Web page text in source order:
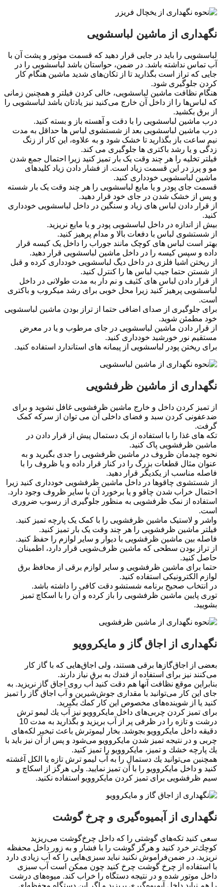
نگهداری از ماشین لباسشویی
لباسشویی را باید در جایی قرار دهید كه قسمت موتور و پشت آن با
آب تماس نداشته باشد. در ضمن، حواستان باشد لباسشویی را در
جایی كه تراز است بگذارید تا از تكان‌های شدید ماشین هنگام كار
كردن جلوگیری شود.
هنگام نظافت ماشین لباسشویی، خالی كردن فیلتر و همچنین زمانی
كه لباس‌ها را از داخل آن خارج می‌كنید نیز یادتان باشد لباسشویی را
از برق بكشید.
درب ماشین لباسشویی را با دقت و آهسته باز و بسته کنید.
درب ماشین لباسشویی بعد از شستشوی لباس ها حداقل به مدت
نیم ساعت باز بگذارید تا خشک شود و به علاوه، این کار از زنگ
زدگی و یا رشد باکتری ها جلوگیری می کند.
فیلتر تخلیه را هر چند وقت یک بار تمیز کنید زیرا احتمال جمع شدن
مو و پرز در این قسمت زیاد است. از فشار دادن زیاد کلیدهای
ماشین لباسشویی خودداری کنید.
قسمت جای پودر و یا مایع لباسشویی را هر چند وقت یک بار شسته
و پس از خشک شدن در جای خود قرار دهید.
از قرار دادن لباس های زیاد و سنگین در داخل لباسشویی خودداری
کنید.
بیش از اندازه در داخل لباسشویی پودر و یا مایع نریزید.
از شستشوی لباس با دفعات بالا و مدام پرهیز کنید.
بهتر است لباس های کوچک مانند جوراب را داخل یک کیسه قرار
داده و سپس کیسه را در داخل ماشین لباسشویی قرار دهید.
از ریختن اشیا فلزی در داخل دیگ لباسشویی خودداری کرده و قبل
از شستن حتما جیب لباس ها را کنترل کنید.
از قرار دادن لباس های کثیف و نم دار به مدت طولانی در داخل
لباسشویی پرهیز کنید زیرا محل خوبی برای رشد میکروب و باکتری
است.
برای جلوگیری از صدای اضافی حتما از تراز بودن ماشین لباسشویی
خود مطمئن شوید.
از قرار دادن ماشین لباسشویی در جای مرطوب و یا در معرض
مستقیم نور خورشید خودداری کنید.
برای ریختن پودر لباسشویی از پیمانه های استاندارد استفاده کنید.
نگهداری از ماشین ظرفشویی
از تمیز کردن داخل و خارج ماشین ظرفشویی غافل نشوید و برای
ضدعفونی کردن سبد و فضای داخلی آن می توان از سرکه کمک
گرفت.
تکه های غذا را با استفاده از یک دستمال پیش از قرار دادن در
ماشین ظرفشویی پاک کنید.
نحوه چیدمان ظروف در ماشین ظرفشویی را جدی بگیرید و به
عنوان مثال قطعات بزرگ را در کنار قرار داده و یا ظروف را با
فاصله مناسب از یکدیگر قرار دهید.
از شستشوی چاقوها در داخل ماشین ظرفشویی خودداری کنید زیرا
احتمال خراب شدن چاقو و یا برخورد آن با سایر ظروف وجود دارد.
استفاده از نمک ظرفشویی به منظور جلوگیری از رسوب ضروری
است.
واشر و لاستیک ماشین ظرفشویی را با کمک یک پارچه تمیز کنید.
فیلتر ماشین ظرفشویی را هر چند وقت یک بار تمیز کنید.
فاصله بین ماشین ظرفشویی با دیوار و سایر لوازم را حفظ کنید.
از تراز بودن سطحی که ماشین ظرف‌شویی قرار دارد، اطمینان
حاصل کنید.
حتما برای ماشین ظرفشویی و سایر لوازم برقی از محافظ برق
لوازم الکترونیکی استفاده کنید.
در انتخاب صحیح برنامه شستشو دقت کافی را داشته باشد.
توری پایین ماشین ظرفشویی را باز کرده و آن را با اسکاچ تمیز
بشویید.
نگهداری از اجاق گاز و مایكروویو
بعضی از اجاق‌گازها برقی هستند، ولی اجاق‌هایی كه با گاز كار
می‌كنند نیز برای استفاده از فندك به برق نیاز دارند.
بنابراین موقع نظافت آنها هم دقت كنید آب روی اجاق گاز نریزید. به
جای این كار می‌توانید با مقداری جوش‌شیرین و آب اجاق گاز را تمیز
كنید یا از شوینده‌های مخصوص این كار كمك بگیرید.
برای تمیز كردن چربی‌های داخل مایكروویو نیز آب یك لیمو ترش
درشت و تازه را در ظرفی پر از آب بریزید و بگذارید به مدت 10
دقیقه داخل مایكروویو بجوشد. بخار لیموترش باعث تبخیر لكه‌های
چربی و در نتیجه تمیز شدن مایكروویو می‌شود و پس از آن نیز باید با
یك پارچه خشك و تمیز، مایكروویو را تمیز كنید.
همچنین می‌توانید یك دستمال را به آب لیمو ترش تازه یا الكل آغشته
كنید و داخل مایكروویو را با آن تمیز نمایید. ولی هرگز از اسكاچ و
سیم ظرفشویی برای تمیز كردن مایكروویو استفاده نكنید.
نگهداری از آبمیوه‌گیری و چرخ گوشت
سعی كنید تكه‌های گوشتی را كه داخل چرخ‌گوشت می‌ریزید
كوچك‌تر خرد كنید و هرگز گوشت را با فشار و به زور داخل محفظه
نریزید. در ضمن‌فراموش نكنید نباید سبزی‌هایی را كه آب زیادی دارد
با استفاده از چرخ گوشت چرخ كنید چون ممكن است آب سبزی
داخل موتور شده و در نتیجه دستگاه را خراب كند. میوه‌های درشت
را هم نباید داخل آبمیوه‌گیری بریزید و اگر این دستگاه محفظه‌ای